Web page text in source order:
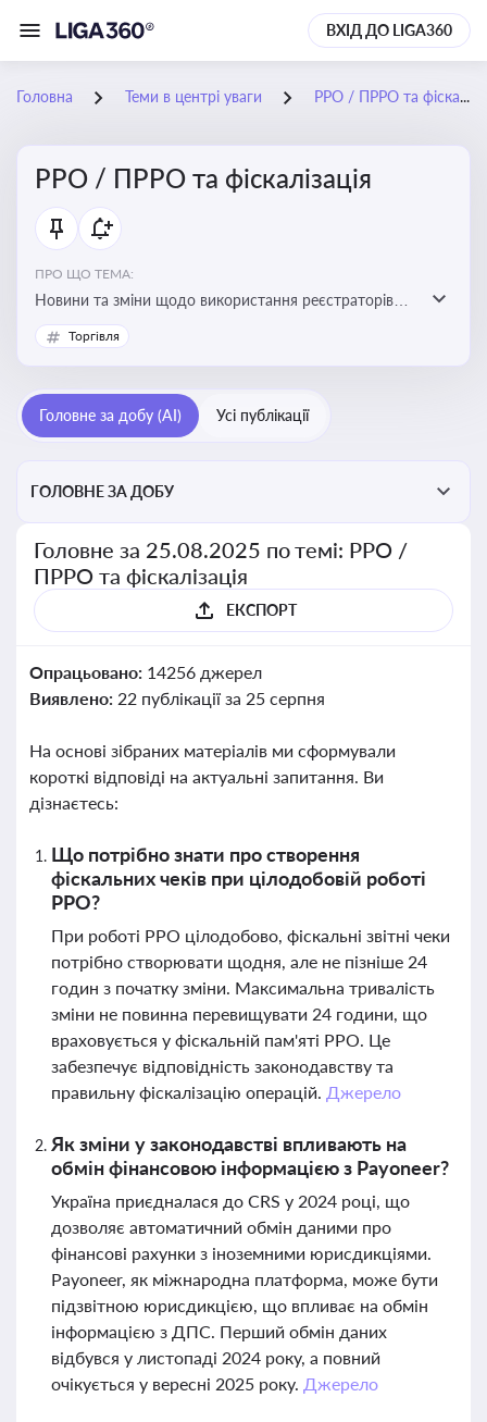
ВХІД ДО LIGA360
Головна Теми в центрі уваги РРО / ПРРО та фіскалізація
РРО / ПРРО та фіскалізація
ПРО ЩО ТЕМА:
Новини та зміни щодо використання реєстраторів
розрахункових операцій, аналіз законодавства про
РРО, позиції ДПС та судів щодо РРО
Торгівля
Головне за добу (AI) Усі публікації
ГОЛОВНЕ ЗА ДОБУ
Головне за 25.08.2025 по темі: РРО /
ПРРО та фіскалізація
ЕКСПОРТ
Опрацьовано: 14256 джерел
Виявлено: 22 публікації за 25 серпня
На основі зібраних матеріалів ми сформували
короткі відповіді на актуальні запитання. Ви
дізнаєтесь:
Що потрібно знати про створення
фіскальних чеків при цілодобовій роботі
РРО?
При роботі РРО цілодобово, фіскальні звітні чеки
потрібно створювати щодня, але не пізніше 24
годин з початку зміни. Максимальна тривалість
зміни не повинна перевищувати 24 години, що
враховується у фіскальній пам'яті РРО. Це
забезпечує відповідність законодавству та
правильну фіскалізацію операцій. Джерело
Як зміни у законодавстві впливають на
обмін фінансовою інформацією з Payoneer?
Україна приєдналася до CRS у 2024 році, що
дозволяє автоматичний обмін даними про
фінансові рахунки з іноземними юрисдикціями.
Payoneer, як міжнародна платформа, може бути
підзвітною юрисдикцією, що впливає на обмін
інформацією з ДПС. Перший обмін даних
відбувся у листопаді 2024 року, а повний
очікується у вересні 2025 року. Джерело